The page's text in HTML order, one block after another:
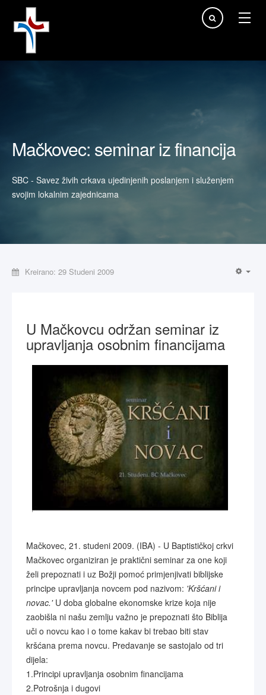
Traži...
Mačkovec: seminar iz financija
SBC - Savez živih crkava ujedinjenih poslanjem i služenjem
svojim lokalnim zajednicama
Kreirano: 29 Studeni 2009
U Mačkovcu održan seminar iz
upravljanja osobnim financijama
Mačkovec, 21. studeni 2009. (IBA) - U Baptističkoj crkvi
Mačkovec organiziran je praktični seminar za one koji
želi prepoznati i uz Božji pomoć primjenjivati biblijske
principe upravljanja novcem pod nazivom: 'Kršćani i
novac.'U doba globalne ekonomske krize koja nije
zaobišla ni našu zemlju važno je prepoznati što Biblija
uči o novcu kao i o tome kakav bi trebao biti stav
kršćana prema novcu. Predavanje se sastojalo od tri
dijela:
1.Principi upravljanja osobnim financijama
2.Potrošnja i dugovi